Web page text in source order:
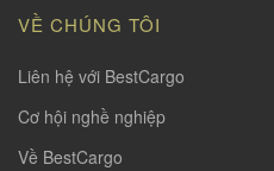
VỀ CHÚNG TÔI
Liên hệ với BestCargo
Cơ hội nghề nghiệp
Về BestCargo